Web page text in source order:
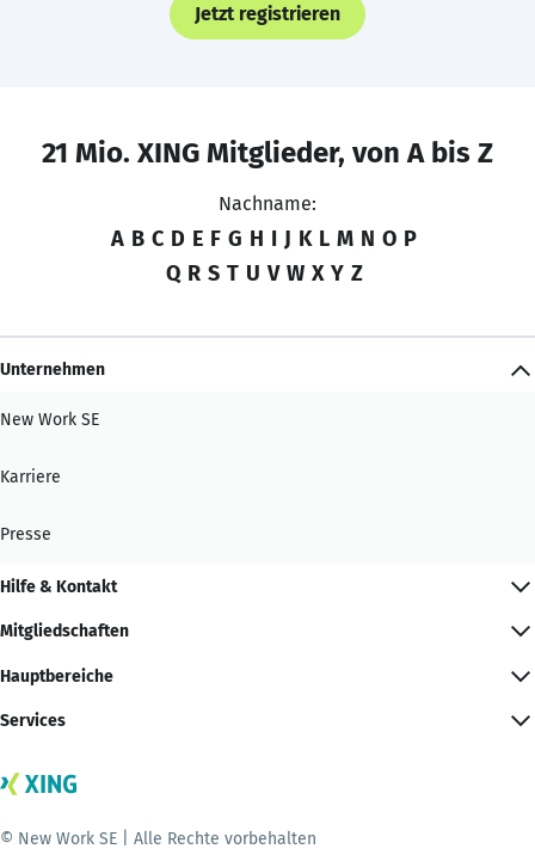
Jetzt registrieren
21 Mio. XING Mitglieder, von A bis Z
Nachname:
A B C D E F G H I J K L M N O P
Q R S T U V W X Y Z
Unternehmen
New Work SE
Karriere
Presse
Hilfe & Kontakt
Mitgliedschaften
Hauptbereiche
Services
© New Work SE | Alle Rechte vorbehalten